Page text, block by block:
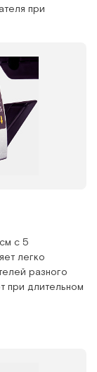
при
с 5
легко
разного
при длительном